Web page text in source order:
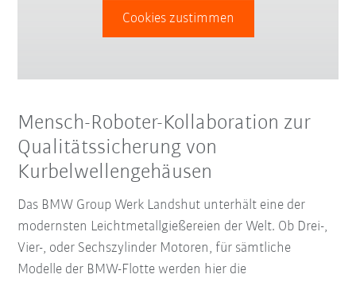
Cookies zustimmen
Mensch-Roboter-Kollaboration zur
Qualitätssicherung von
Kurbelwellengehäusen
Das BMW Group Werk Landshut unterhält eine der
modernsten Leichtmetallgießereien der Welt. Ob Drei-,
Vier-, oder Sechszylinder Motoren, für sämtliche
Modelle der BMW-Flotte werden hier die